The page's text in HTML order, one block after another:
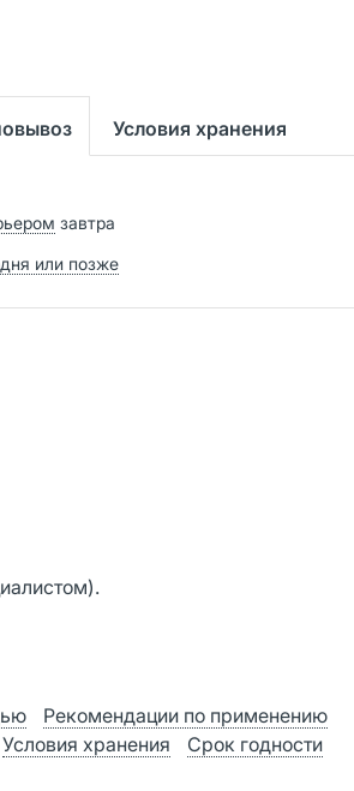
Условия хранения
завтра
или позже
Рекомендации по применению
Условия хранения
Срок годности